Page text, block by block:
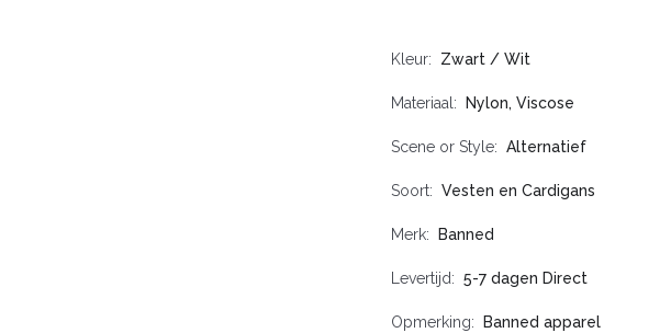
Kleur Zwart / Wit
Materiaal Nylon, Viscose
Scene or Style Alternatief
Soort Vesten en Cardigans
Merk Banned
Levertijd 5-7 dagen Direct
Opmerking Banned apparel